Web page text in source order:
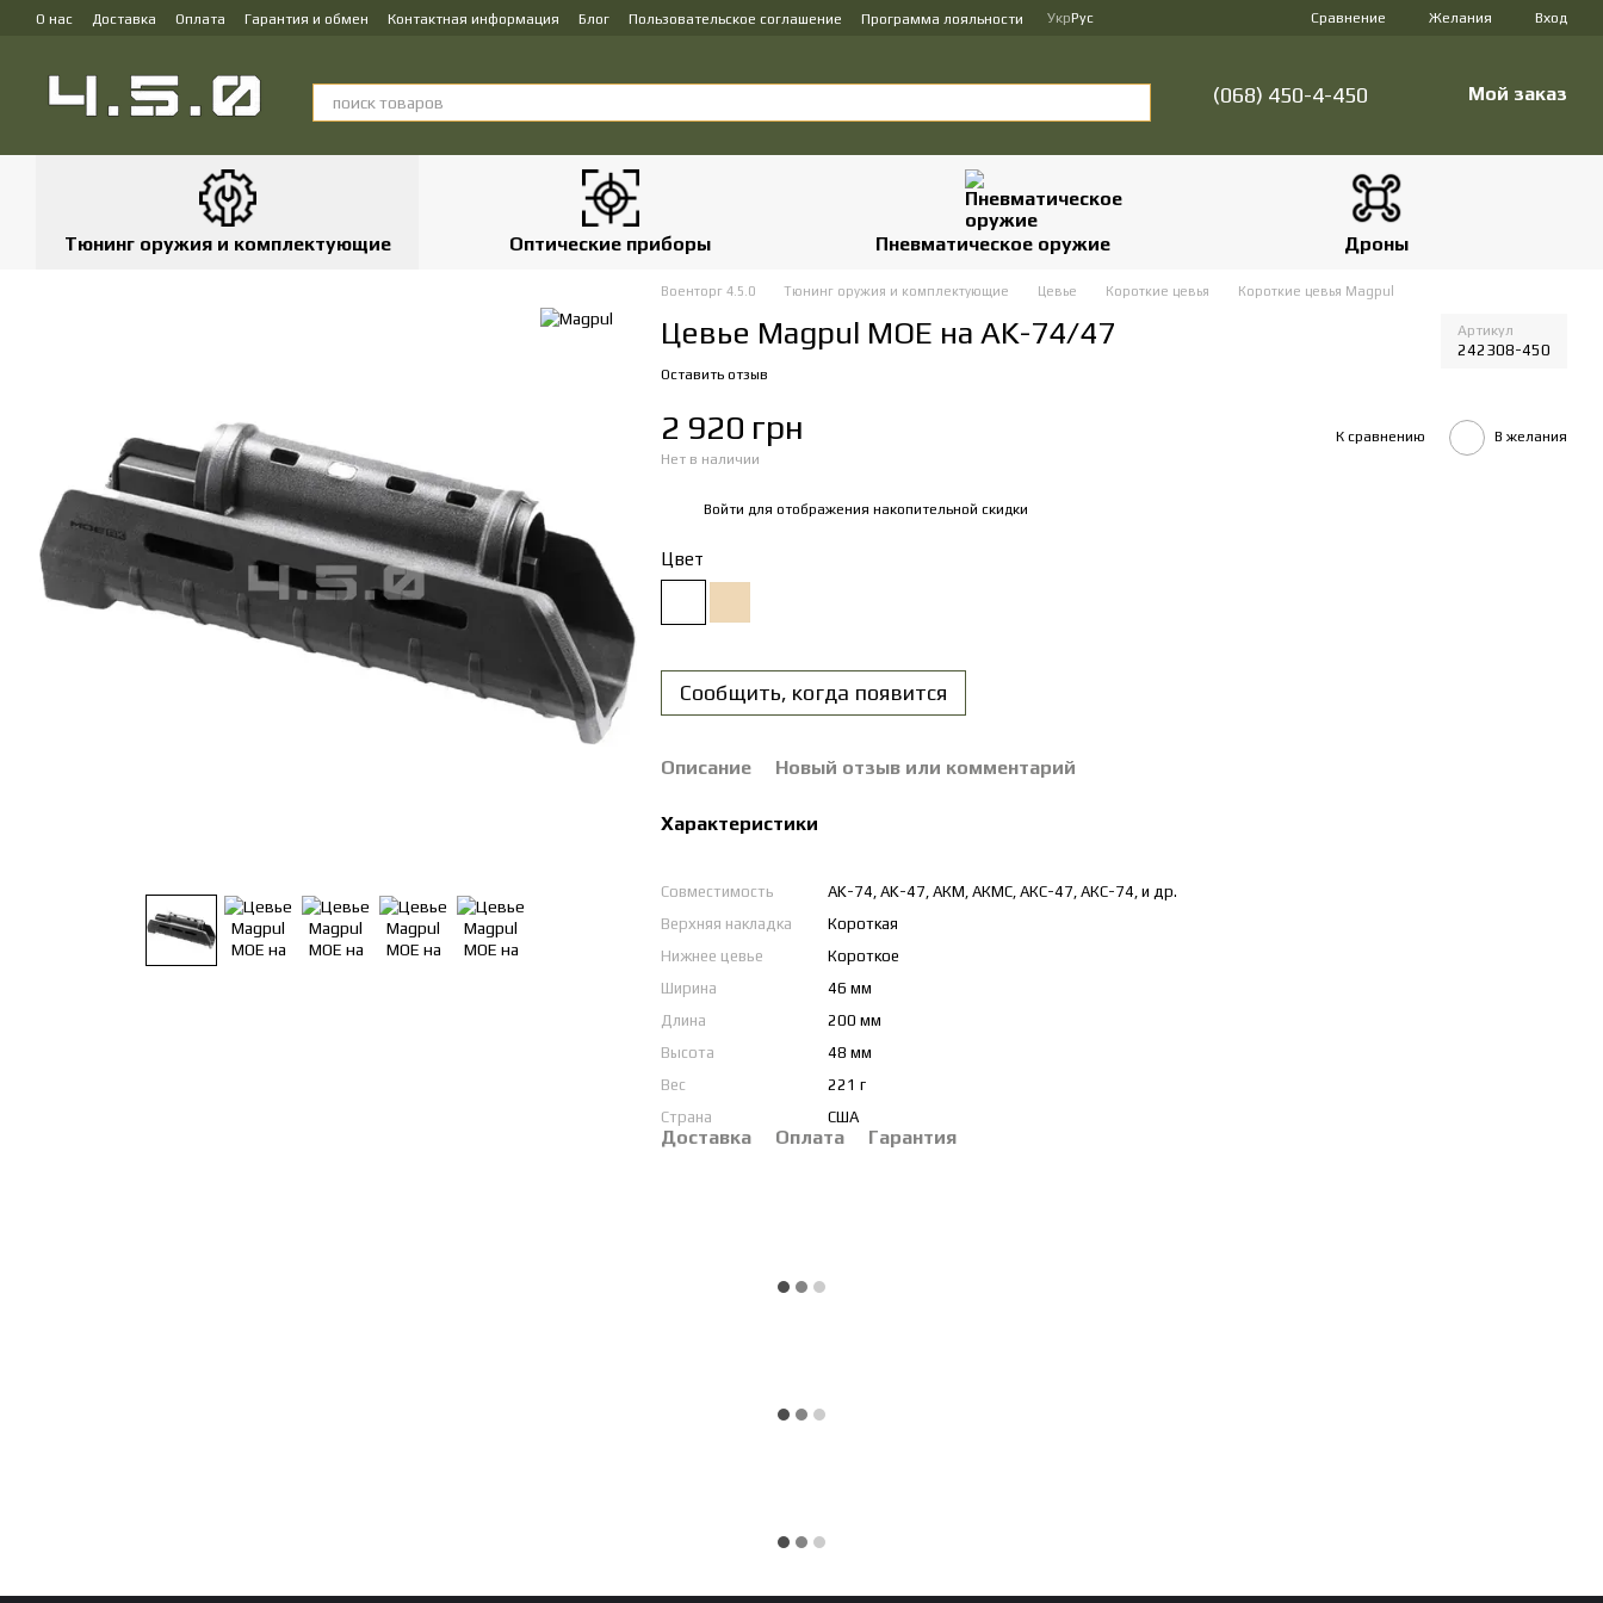
Перейти к основному контенту
О нас Доставка Оплата Гарантия и обмен Контактная информация Блог Пользовательское соглашение Программа лояльности УкрРус Сравнение Желания Вход
(068) 450-4-450 Мой заказ
Тюнинг оружия и комплектующие Оптические приборы Пневматическое оружие Дроны
Военторг 4.5.0 Тюнинг оружия и комплектующие Цевье Короткие цевья Короткие цевья Magpul
Цевье Magpul MOE на AK-74/47 Артикул
242308-450
Оставить отзыв
2 920 грн
Нет в наличии
К сравнению В желания
Войти для отображения накопительной скидки
Цвет
Сообщить, когда появится
Описание Новый отзыв или комментарий
Характеристики
Совместимость
AK-74, AK-47, АКМ, АКМС, АКС-47, АКС-74, и др.
Верхняя накладка
Короткая
Нижнее цевье
Короткое
Ширина
46 мм
Длина
200 мм
Высота
48 мм
Вес
221 г
Страна
США
Доставка Оплата Гарантия